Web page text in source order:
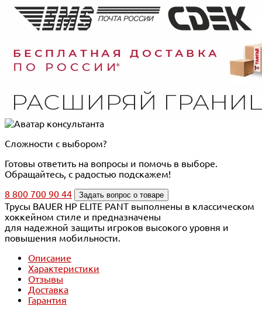
Сложности с выбором?
Готовы ответить на вопросы и помочь в выборе.
Обращайтесь, с радостью подскажем!
8 800 700 90 44
Задать вопрос о товаре
Трусы BAUER HP ELITE PANT выполнены в классическом
хоккейном стиле и предназначены
для надежной защиты игроков высокого уровня и
повышения мобильности.
Описание
Характеристики
Отзывы
Доставка
Гарантия